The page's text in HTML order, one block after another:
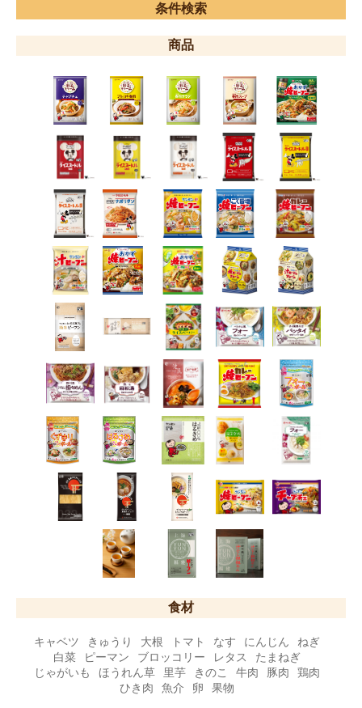
条件検索
商品
食材
キャベツ きゅうり 大根 トマト なす にんじん
ねぎ
白菜
ピーマン ブロッコリー レタス
たまねぎ
じゃがいも
ほうれん草 里芋 きのこ 牛肉 豚肉
鶏肉
ひき肉
魚介 卵 果物